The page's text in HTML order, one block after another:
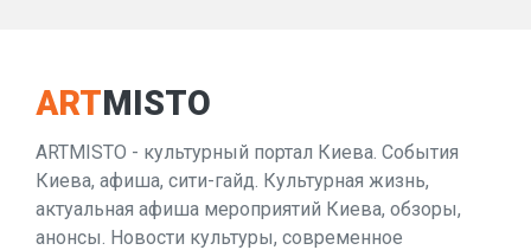
ARTMISTO
ARTMISTO - культурный портал Киева. События
Киева, афиша, сити-гайд. Культурная жизнь,
актуальная афиша мероприятий Киева, обзоры,
анонсы. Новости культуры, современное